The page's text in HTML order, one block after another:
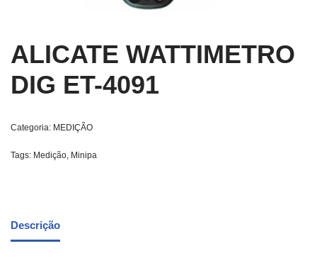
ALICATE WATTIMETRO
DIG ET-4091
Categoria: MEDIÇÃO
Tags: Medição Minipa
Descrição